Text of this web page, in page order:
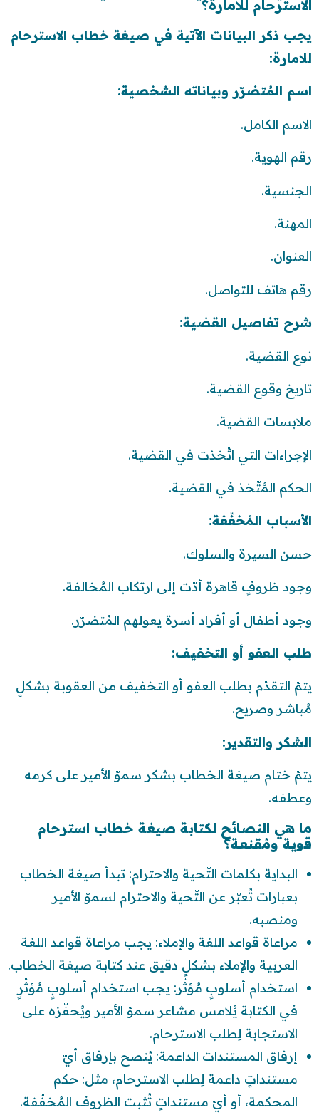
الاسترحام للامارة؟
يجب ذكر البيانات الآتية في صيغة خطاب الاسترحام
للامارة:
اسم المُتضرّر وبياناته الشخصية:
الاسم الكامل.
رقم الهوية.
الجنسية.
المهنة.
العنوان.
رقم هاتف للتواصل.
شرح تفاصيل القضية:
نوع القضية.
تاريخ وقوع القضية.
ملابسات القضية.
الإجراءات التي اتّخذت في القضية.
الحكم المُتّخذ في القضية.
الأسباب المُخفّفة:
حسن السيرة والسلوك.
وجود ظروفٍ قاهرة أدّت إلى ارتكاب المُخالفة.
وجود أطفال أو أفراد أسرة يعولهم المُتضرّر.
طلب العفو أو التخفيف:
يتمّ التقدّم بطلب العفو أو التخفيف من العقوبة بشكلٍ
مُباشر وصريح.
الشكر والتقدير:
يتمّ ختام صيغة الخطاب بشكر سموّ الأمير على كرمه
وعطفه.
ما هي النصائح لكتابة صيغة خطاب استرحام
قوية ومُقنعة؟
البداية بكلمات التّحية والاحترام: تبدأ صيغة الخطاب
بعبارات تُعبّر عن التّحية والاحترام لسموّ الأمير
ومنصبه.
مراعاة قواعد اللغة والإملاء: يجب مراعاة قواعد اللغة
العربية والإملاء بشكلٍ دقيق عند كتابة صيغة الخطاب.
استخدام أسلوبٍ مُؤثّر: يجب استخدام أسلوبٍ مُؤثّرٍ
في الكتابة يُلامس مشاعر سموّ الأمير ويُحفّزه على
الاستجابة لِطلب الاسترحام.
إرفاق المستندات الداعمة: يُنصح بإرفاق أيّ
مستنداتٍ داعمة لِطلب الاسترحام، مثل: حكم
المحكمة، أو أيّ مستنداتٍ تُثبت الظروف المُخفّفة.